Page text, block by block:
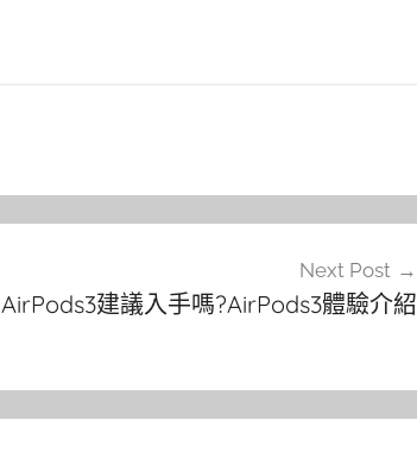
Next Post
AirPods3建議入手嗎?AirPods3體驗介紹